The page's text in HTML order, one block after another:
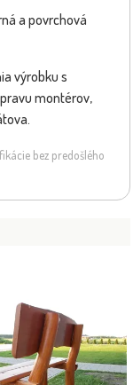
a povrchová
výrobku s
montérov,
bez predošlého